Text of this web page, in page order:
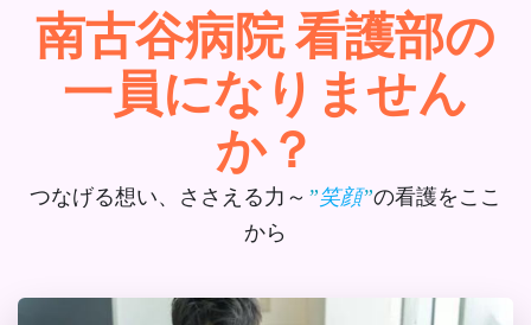
南古谷病院 看護部の
一員になりません
か？
つなげる想い、ささえる力～ ”笑顔”の看護をここ
から